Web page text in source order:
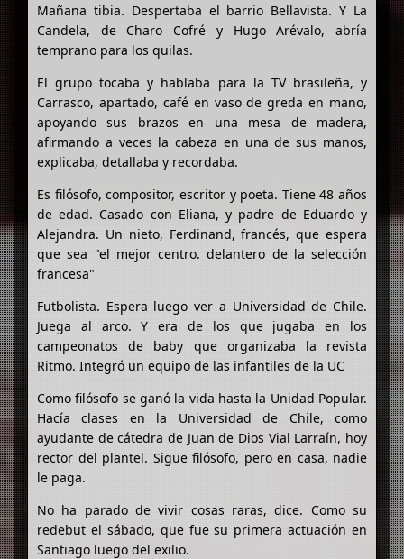
Mañana tibia. Despertaba el barrio Bellavista. Y La
Candela, de Charo Cofré y Hugo Arévalo, abría
temprano para los quilas.
El grupo tocaba y hablaba para la TV brasileña, y
Carrasco, apartado, café en vaso de greda en mano,
apoyando sus brazos en una mesa de madera,
afirmando a veces la cabeza en una de sus manos,
explicaba, detallaba y recordaba.
Es filósofo, compositor, escritor y poeta. Tiene 48 años
de edad. Casado con Eliana, y padre de Eduardo y
Alejandra. Un nieto, Ferdinand, francés, que espera
que sea "el mejor centro. delantero de la selección
francesa"
Futbolista. Espera luego ver a Universidad de Chile.
Juega al arco. Y era de los que jugaba en los
campeonatos de baby que organizaba la revista
Ritmo. Integró un equipo de las infantiles de la UC
Como filósofo se ganó la vida hasta la Unidad Popular.
Hacía clases en la Universidad de Chile, como
ayudante de cátedra de Juan de Dios Vial Larraín, hoy
rector del plantel. Sigue filósofo, pero en casa, nadie
le paga.
No ha parado de vivir cosas raras, dice. Como su
redebut el sábado, que fue su primera actuación en
Santiago luego del exilio.